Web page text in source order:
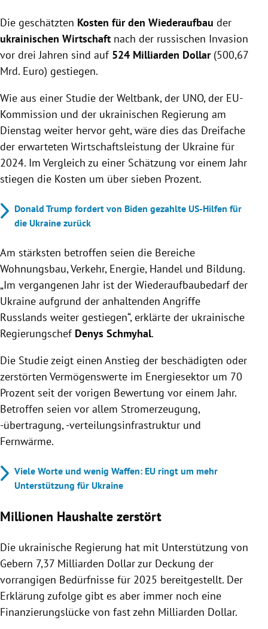
Invasion auf 524 Milliarden Dollar geschätzt.
Stärkste Schäden in Wohnungsbau, Verkehr,
Energie, Handel und Bildung, besonders im
Energiesektor.
Ukraine benötigt 7,37 Milliarden Dollar zur Deckung
dringender Bedürfnisse, jedoch Finanzierungslücke
von fast zehn Milliarden Dollar.
Die geschätzten Kosten für den Wiederaufbau der
ukrainischen Wirtschaft nach der russischen Invasion
vor drei Jahren sind auf 524 Milliarden Dollar(500,67
Mrd. Euro) gestiegen.
Wie aus einer Studie der Weltbank, der UNO, der EU-
Kommission und der ukrainischen Regierung am
Dienstag weiter hervor geht, wäre dies das Dreifache
der erwarteten Wirtschaftsleistung der Ukraine für
2024. Im Vergleich zu einer Schätzung vor einem Jahr
stiegen die Kosten um über sieben Prozent.
Donald Trump fordert von Biden gezahlte US-Hilfen für
die Ukraine zurück
Am stärksten betroffen seien die Bereiche
Wohnungsbau, Verkehr, Energie, Handel und Bildung.
„Im vergangenen Jahr ist der Wiederaufbaubedarf der
Ukraine aufgrund der anhaltenden Angriffe
Russlands weiter gestiegen“, erklärte der ukrainische
Regierungschef Denys Schmyhal.
Die Studie zeigt einen Anstieg der beschädigten oder
zerstörten Vermögenswerte im Energiesektor um 70
Prozent seit der vorigen Bewertung vor einem Jahr.
Betroffen seien vor allem Stromerzeugung,
-übertragung, -verteilungsinfrastruktur und
Fernwärme.
Viele Worte und wenig Waffen: EU ringt um mehr
Unterstützung für Ukraine
Millionen Haushalte zerstört
Die ukrainische Regierung hat mit Unterstützung von
Gebern 7,37 Milliarden Dollar zur Deckung der
vorrangigen Bedürfnisse für 2025 bereitgestellt. Der
Erklärung zufolge gibt es aber immer noch eine
Finanzierungslücke von fast zehn Milliarden Dollar.